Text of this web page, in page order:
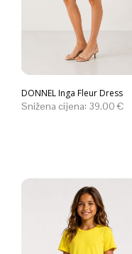
DONNEL Inga Fleur Dress
Snižena cijena: 39.00€